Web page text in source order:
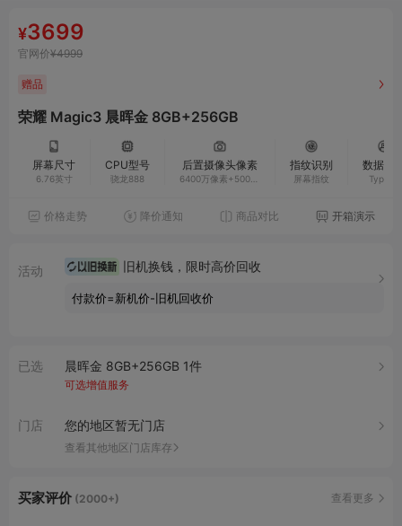
¥3699
官网价¥4999
赠品
荣耀 Magic3 晨晖金 8GB+256GB
屏幕尺寸
6.76英寸
CPU型号
骁龙888
后置摄像头像素
6400万像素+5000
指纹识别
屏幕指纹
数据接
Type-C
价格走势 降价通知 商品对比 开箱演示
活动 旧机换钱，限时高价回收
付款价=新机价-旧机回收价
已选 晨晖金 8GB+256GB 1件
可选增值服务
门店 您的地区暂无门店
查看其他地区门店库存
买家评价 (2000+) 查看更多